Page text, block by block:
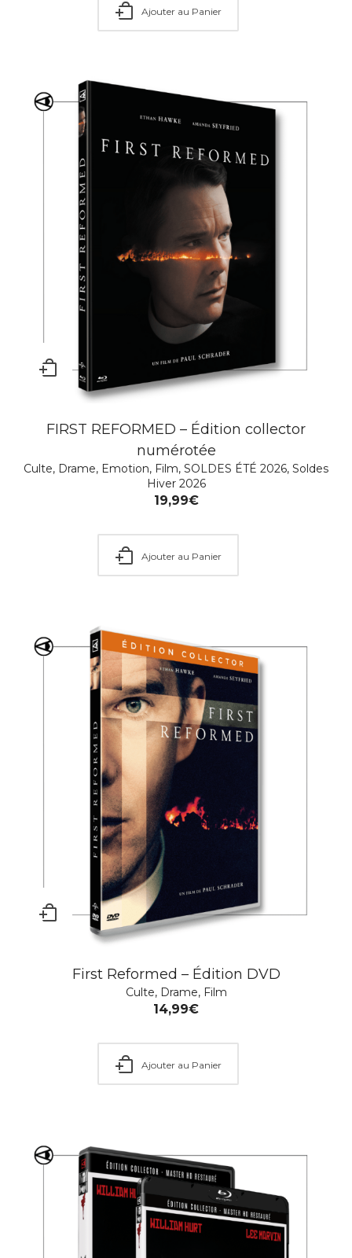
Ajouter au Panier
FIRST REFORMED – Édition collector
numérotée
Culte, Drame, Emotion, Film, SOLDES ÉTÉ 2026, Soldes
Hiver 2026
19,99€
Ajouter au Panier
First Reformed – Édition DVD
Culte, Drame, Film
14,99€
Ajouter au Panier